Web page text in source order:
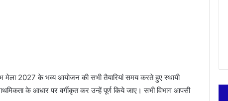
मेला 2027 के भव्य आयोजन की सभी तैयारियां समय करते हुए स्थायी
के आधार पर वर्गीकृत कर उन्हें पूर्ण किये जाए। सभी विभाग आपसी